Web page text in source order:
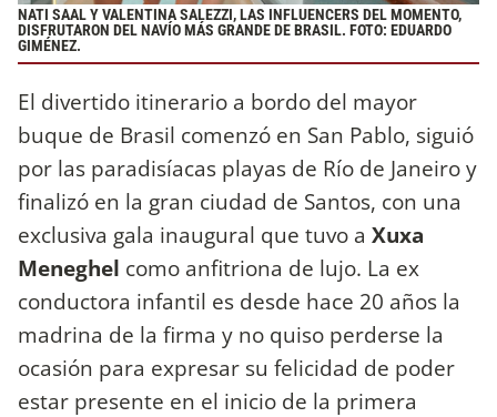
NATI SAAL Y VALENTINA SALEZZI, LAS INFLUENCERS DEL MOMENTO,
DISFRUTARON DEL NAVÍO MÁS GRANDE DE BRASIL. FOTO: EDUARDO
GIMÉNEZ.
El divertido itinerario a bordo del mayor
buque de Brasil comenzó en San Pablo, siguió
por las paradisíacas playas de Río de Janeiro y
finalizó en la gran ciudad de Santos, con una
exclusiva gala inaugural que tuvo a Xuxa
Meneghel como anfitriona de lujo. La ex
conductora infantil es desde hace 20 años la
madrina de la firma y no quiso perderse la
ocasión para expresar su felicidad de poder
estar presente en el inicio de la primera